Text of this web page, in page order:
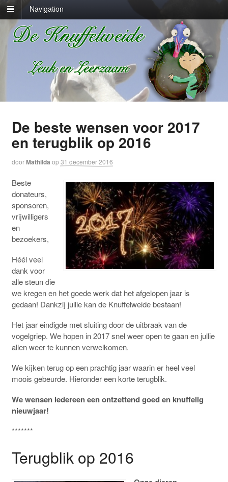
Navigation
De beste wensen voor 2017
en terugblik op 2016
doorMathilda op31 december 2016
Beste
donateurs,
sponsoren,
vrijwilligers
en
bezoekers,
Héél veel
dank voor
alle steun die
we kregen en het goede werk dat het afgelopen jaar is
gedaan! Dankzij jullie kan de Knuffelweide bestaan!
Het jaar eindigde met sluiting door de uitbraak van de
vogelgriep. We hopen in 2017 snel weer open te gaan en jullie
allen weer te kunnen verwelkomen.
We kijken terug op een prachtig jaar waarin er heel veel
moois gebeurde. Hieronder een korte terugblik.
We wensen iedereen een ontzettend goed en knuffelig
nieuwjaar!
*******
Terugblik op 2016